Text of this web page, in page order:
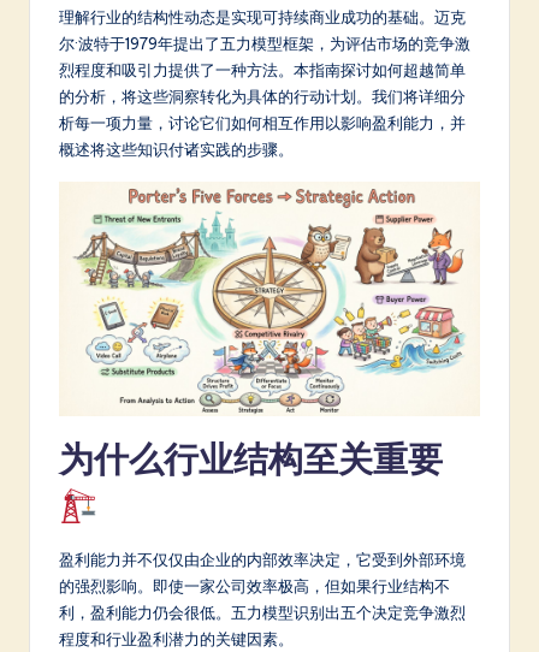
m
p
fi
理解行业的结构性动态是实现可持续商业成功的基础。迈克
尔·波特于1979年提出了五力模型框架，为评估市场的竞争激
烈程度和吸引力提供了一种方法。本指南探讨如何超越简单
的分析，将这些洞察转化为具体的行动计划。我们将详细分
析每一项力量，讨论它们如何相互作用以影响盈利能力，并
概述将这些知识付诸实践的步骤。
为什么行业结构至关重要
盈利能力并不仅仅由企业的内部效率决定，它受到外部环境
的强烈影响。即使一家公司效率极高，但如果行业结构不
利，盈利能力仍会很低。五力模型识别出五个决定竞争激烈
程度和行业盈利潜力的关键因素。